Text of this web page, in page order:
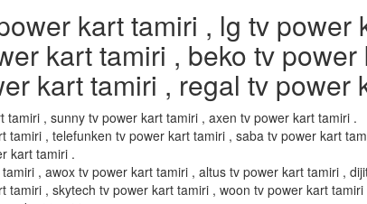
kart tamiri , lg tv power
kart tamiri , beko tv power
kart tamiri , regal tv power
tamiri , sunny tv power kart tamiri , axen tv power kart tamiri .
tamiri , telefunken tv power kart tamiri , saba tv power kart
kart tamiri .
, awox tv power kart tamiri , altus tv power kart tamiri ,
tamiri , skytech tv power kart tamiri , woon tv power kart